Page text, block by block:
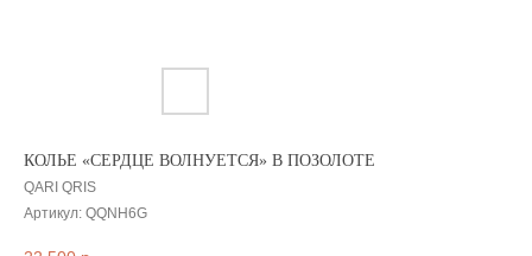
КОЛЬЕ «СЕРДЦЕ ВОЛНУЕТСЯ» В ПОЗОЛОТЕ
QARI QRIS
Артикул: QQNH6G